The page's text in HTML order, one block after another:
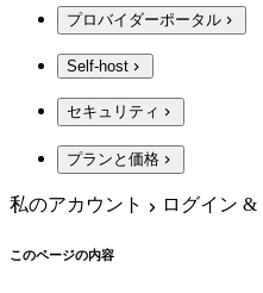
プロバイダーポータル
Self-host
セキュリティ
プランと価格
私のアカウント ログイン &
このページの内容